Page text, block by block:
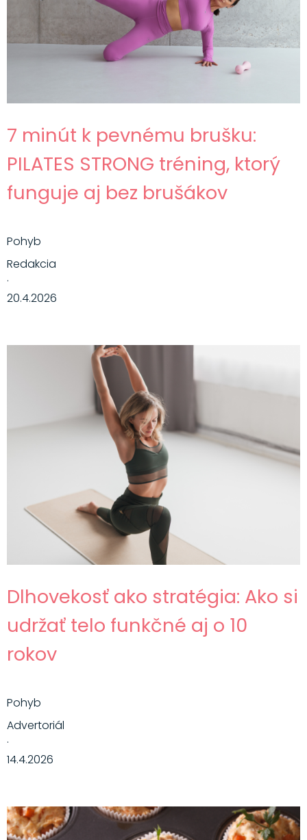
Hlavné jedlá
Šaláty
Dezerty
Ostatné
Motivácia
Zdravie
7 minút k pevnému brušku:
PILATES STRONG tréning, ktorý
funguje aj bez brušákov
Pohyb
Redakcia
·
20.4.2026
Dlhovekosť ako stratégia: Ako si
udržať telo funkčné aj o 10
rokov
Pohyb
Advertoriál
·
14.4.2026